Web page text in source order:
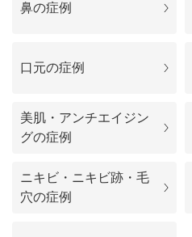
施術症例
初めての方へ
鼻の症例
口元の症例
美肌・アンチエイジン
グの症例
ニキビ・ニキビ跡・毛
穴の症例